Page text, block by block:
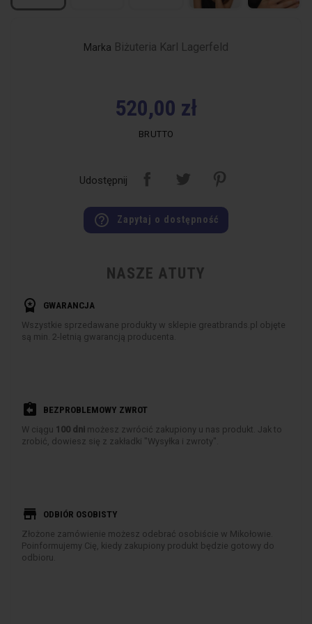
Marka Biżuteria Karl Lagerfeld
520,00 zł
BRUTTO
Udostępnij
help_outline Zapytaj o dostępność
NASZE ATUTY
workspace_premium GWARANCJA
Wszystkie sprzedawane produkty w sklepie greatbrands.pl objęte
są min. 2-letnią gwarancją producenta.
assignment_return BEZPROBLEMOWY ZWROT
W ciągu 100 dni możesz zwrócić zakupiony u nas produkt. Jak to
zrobić, dowiesz się z zakładki "Wysyłka i zwroty".
store ODBIÓR OSOBISTY
Złożone zamówienie możesz odebrać osobiście w Mikołowie.
Poinformujemy Cię, kiedy zakupiony produkt będzie gotowy do
odbioru.